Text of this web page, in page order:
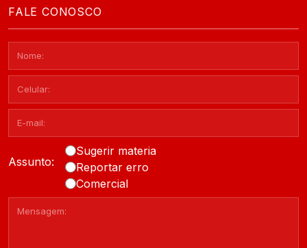
FALE CONOSCO
Assunto:
Sugerir materia
Reportar erro
Comercial